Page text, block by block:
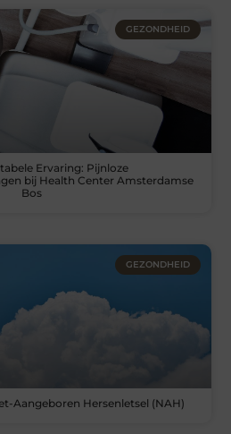
GEZONDHEID
Ervaring: Pijnloze
bij Health Center Amsterdamse
Bos
GEZONDHEID
Aangeboren Hersenletsel (NAH)